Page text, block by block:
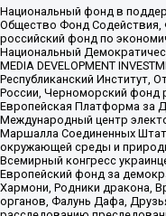
Национальный фонд в
Общество Фонд
российский фонд по
Национальный
MEDIA DEVELOPMENT
Республиканский Институт,
России, Черноморский фонд
Европейская Платформа за
Международный центр
Маршалла Соединенных
окружающей среды и
Всемирный конгресс
Европейский фонд за
Хармони, Родники дракона,
органов, Фалунь Дафа,